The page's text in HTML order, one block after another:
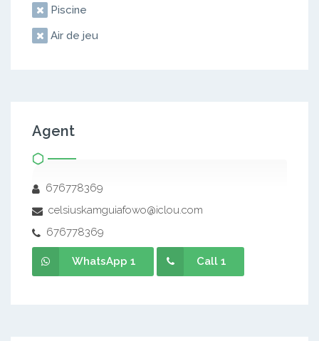
Piscine
Air de jeu
Agent
676778369
celsiuskamguiafowo@iclou.com
676778369
WhatsApp 1 Call 1